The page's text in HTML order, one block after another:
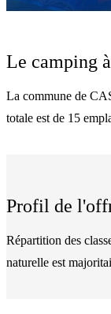
Le camping à
La commune de
totale est de 15
Profil de
Répartition des
naturelle est